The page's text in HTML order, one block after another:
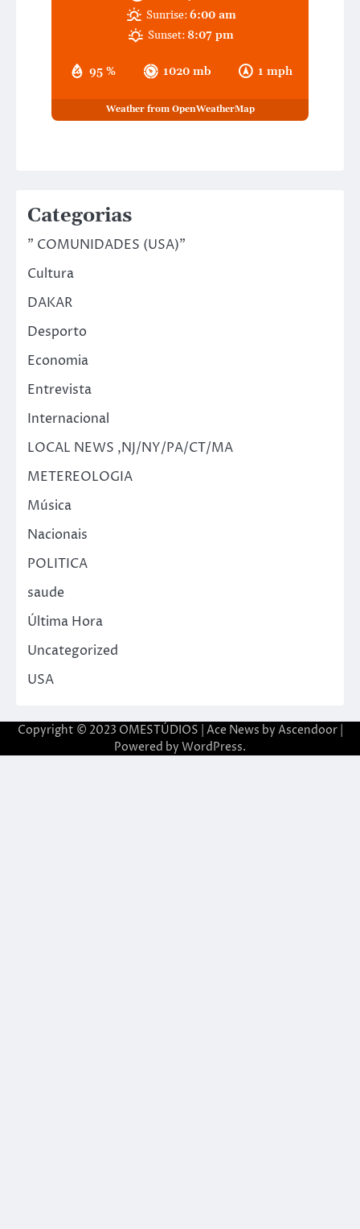
95 % 1020 mb 1 mph
Sunrise:6:00 am
Sunset:8:07 pm
Weather from OpenWeatherMap
Categorias
" COMUNIDADES (USA)"
Cultura
DAKAR
Desporto
Economia
Entrevista
Internacional
LOCAL NEWS ,NJ/NY/PA/CT/MA
METEREOLOGIA
Música
Nacionais
POLITICA
saude
Última Hora
Uncategorized
USA
Copyright © 2023 OMESTÚDIOS | Ace News by Ascendoor|
Powered by WordPress.